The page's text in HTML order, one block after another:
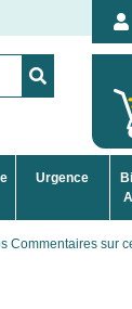
Urgence
Commentaires sur